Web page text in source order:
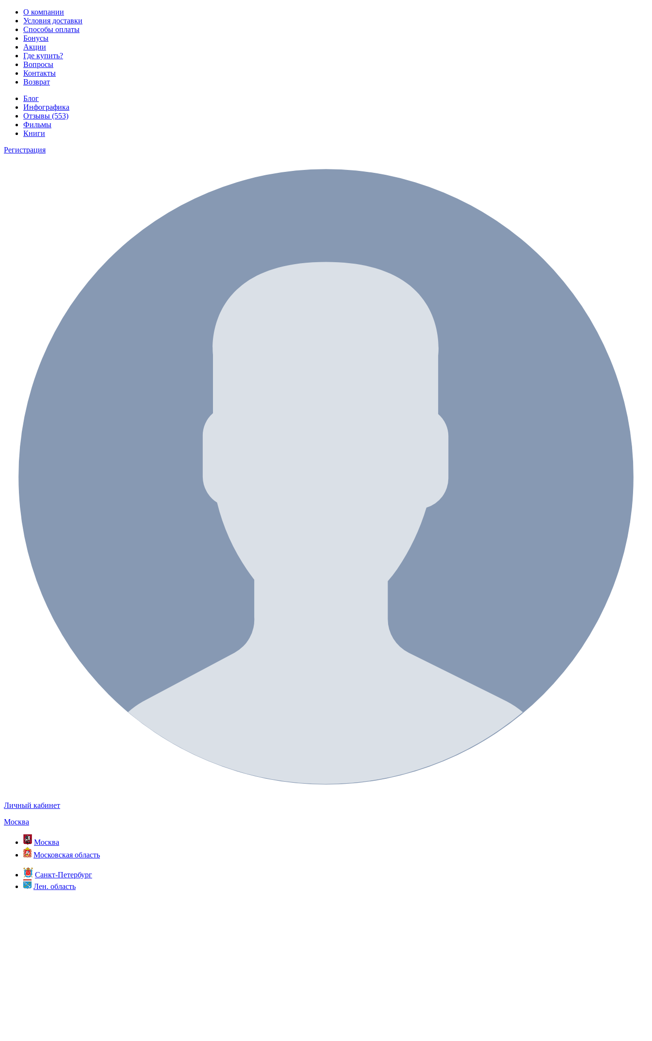
О компании
Условия доставки
Способы оплаты
Бонусы
Акции
Где купить?
Вопросы
Контакты
Возврат
Блог
Инфографика
Отзывы (553)
Фильмы
Книги
Регистрация
Личный кабинет
Москва
Москва
Московская область
Санкт-Петербург
Лен. область